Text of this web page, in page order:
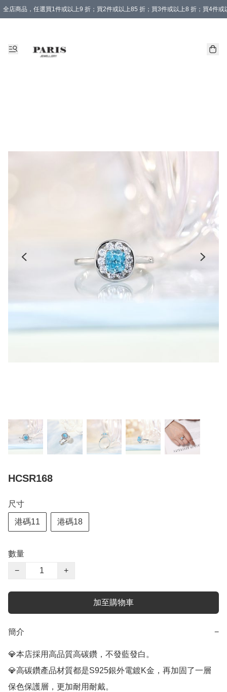
全店商品，任選買1件或以上9 折；買2件或以上85 折；買3件或以上8 折；買4件或
HCSR168
尺寸
港碼11 港碼18
數量
−
+
加至購物車
簡介 −
💎本店採用高品質高碳鑽，不發藍發白。
💎高碳鑽產品材質都是S925銀外電鍍K金，再加固了一層
保色保護層，更加耐用耐戴。